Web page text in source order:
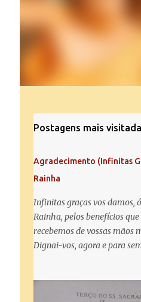
Postagens mais
Agradecimento (Infinitas
Rainha
Infinitas graças vos damos,
Rainha, pelos benefícios
recebemos de vossas mãos
Dignai-vos, agora e para
Salve Rainha: Salve Rainha ,